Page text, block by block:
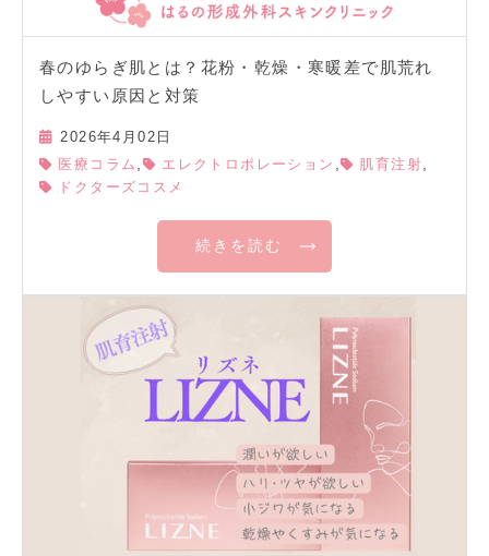
春のゆらぎ肌とは？花粉・乾燥・寒暖差で肌荒れ
しやすい原因と対策
2026年4月02日
医療コラム
エレクトロポレーション , 肌育注射
ドクターズコスメ
続きを読む